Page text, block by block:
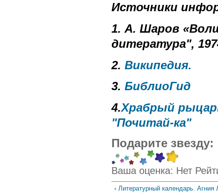
Источники
1. А. Шаров
дитература",
2. Википедия.
3. БиблиоГид
4.Храбрый
"Почитай-ка"
Подарите звезду:
Ваша оценка: Нет
‹ Литературный календарь. Агния